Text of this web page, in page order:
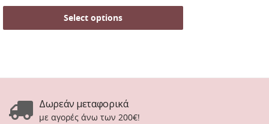
Select options
Δωρεάν μεταφορικά
με αγορές άνω των 200€!